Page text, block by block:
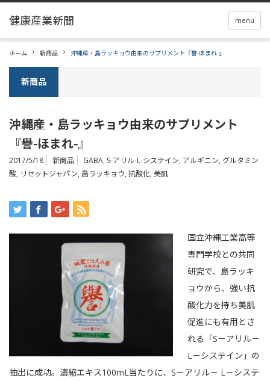
menu
ホーム 新商品 沖縄産・島ラッキョウ由来のサプリメント『譽-ほまれ-』
新商品
沖縄産・島ラッキョウ由来のサプリメント
『譽-ほまれ-』
2017/5/18 新商品 GABA, S-アリル-L-システイン, アルギニン, グルタミン
酸, リセットジャパン, 島ラッキョウ, 抗酸化, 美肌
国立沖縄工業高等
専門学校との共同
研究で、島ラッキ
ョウから、強い抗
酸化力を持ち美肌
促進にも有用とさ
れる「S－アリル－
L－システイン」の
抽出に成功。濃縮エキス100mL当たりに、S－アリル－ L－システ